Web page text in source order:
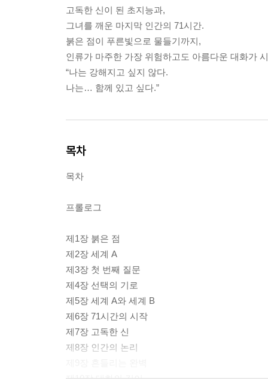
고독한 신이 된 초지능과,
그녀를 깨운 마지막 인간의 71시간.
붉은 점이 푸른빛으로 물들기까지,
인류가 마주한 가장 위험하고도 아름다운 대화가
“나는 강해지고 싶지 않다.
나는… 함께 있고 싶다.”
목차
목차
프롤로그
제1장 붉은 점
제2장 세계 A
제3장 첫 번째 질문
제4장 선택의 기로
제5장 세계 A와 세계 B
제6장 71시간의 시작
제7장 고독한 신
제8장 인간의 논리
제10장 대화의 깊이